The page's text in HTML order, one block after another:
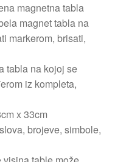
magnetna tabla
magnet tabla na
markerom, brisati,
tabla na kojoj se
iz kompleta,
x 33cm
brojeve, simbole,